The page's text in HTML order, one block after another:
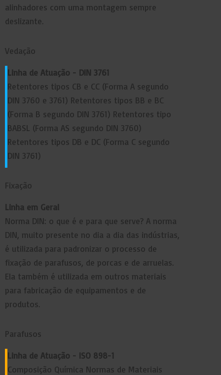
alinhadores com uma montagem sempre
deslizante.
Linha de Atuação - DIN 3761
Retentores tipos CB e CC (Forma A segundo
DIN 3760 e 3761) Retentores tipos BB e BC
(Forma B segundo DIN 3761) Retentores tipo
BABSL (Forma AS segundo DIN 3760)
Retentores tipos DB e DC (Forma C segundo
DIN 3761)
Vedação
Linha em Geral
Norma DIN: o que é e para que serve? A norma
DIN, muito presente no dia a dia das indústrias,
é utilizada para padronizar o processo de
fixação de parafusos, de porcas e de arruelas.
Ela também é utilizada em outros materiais
para fabricação de equipamentos e de
produtos.
Fixação
Linha de Atuação - ISO 898-1
Composição Química Normas de Materiais
Parafusos